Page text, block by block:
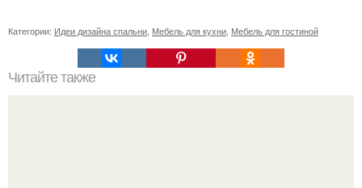
Категории: Идеи дизайна спальни Мебель для кухни Мебель для гостиной
Читайте также